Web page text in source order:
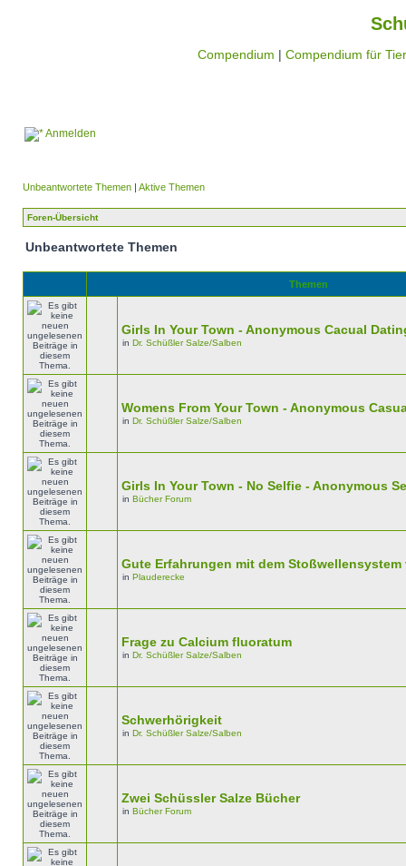
Compendium | Compendium für
Anmelden
Unbeantwortete Themen | Aktive Themen
Foren-Übersicht
Unbeantwortete Themen
Themen
Girls In Your Town - Anonymous Cacual
in Dr. Schüßler Salze/Salben
Womens From Your Town - Anonymous
in Dr. Schüßler Salze/Salben
Girls In Your Town - No Selfie - Anonymous
in Bücher Forum
Gute Erfahrungen mit dem
in Plauderecke
Frage zu Calcium fluoratum
in Dr. Schüßler Salze/Salben
Schwerhörigkeit
in Dr. Schüßler Salze/Salben
Zwei Schüssler Salze Bücher
in Bücher Forum